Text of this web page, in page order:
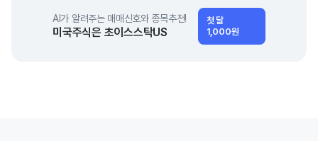
AI가 알려주는 매매신호와 종목추천!
미국주식은 초이스스탁US
첫 달
1,000원